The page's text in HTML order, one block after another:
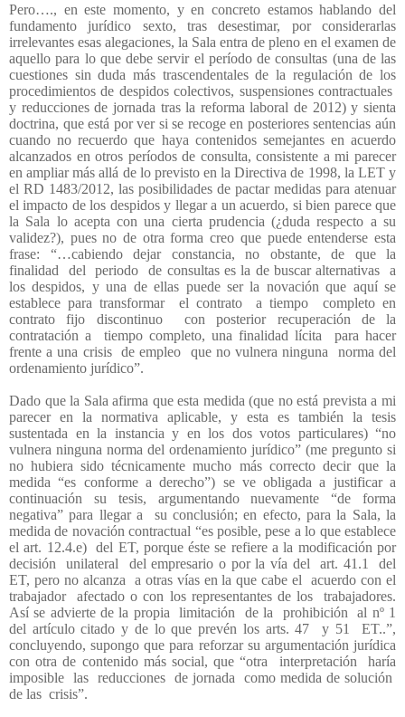
Pero…., en este momento, y en concreto estamos hablando del
fundamento jurídico sexto, tras desestimar, por considerarlas
irrelevantes esas alegaciones, la Sala entra de pleno en el examen de
aquello para lo que debe servir el período de consultas (una de las
cuestiones sin duda más trascendentales de la regulación de los
procedimientos de despidos colectivos, suspensiones contractuales
y reducciones de jornada tras la reforma laboral de 2012) y sienta
doctrina, que está por ver si se recoge en posteriores sentencias aún
cuando no recuerdo que haya contenidos semejantes en acuerdo
alcanzados en otros períodos de consulta, consistente a mi parecer
en ampliar más allá de lo previsto en la Directiva de 1998, la LET y
el RD 1483/2012, las posibilidades de pactar medidas para atenuar
el impacto de los despidos y llegar a un acuerdo, si bien parece que
la Sala lo acepta con una cierta prudencia (¿duda respecto a su
validez?), pues no de otra forma creo que puede entenderse esta
frase: “…cabiendo dejar constancia, no obstante, de que la
finalidad
del periodo de consultas es la de buscar alternativas
a
los despidos, y una de ellas puede ser la novación que aquí se
establece para transformar
el contrato a tiempo
completo en
contrato fijo discontinuo
con posterior recuperación de la
contratación a
tiempo completo, una finalidad lícita
para hacer
frente a una crisis
de empleo que no vulnera ninguna
norma del
ordenamiento jurídico”.
Dado que la Sala afirma que esta medida (que no está prevista a mi
parecer en la normativa aplicable, y esta es también la tesis
sustentada en la instancia y en los dos votos particulares) “no
vulnera ninguna norma del ordenamiento jurídico” (me pregunto si
no hubiera sido técnicamente mucho más correcto decir que la
medida “es conforme a derecho”) se ve obligada a justificar a
continuación su tesis, argumentando nuevamente “de forma
negativa” para llegar a
su conclusión; en efecto, para la Sala, la
medida de novación contractual “es posible, pese a lo que establece
el art. 12.4.e)
del ET, porque éste se refiere a la modificación por
decisión
unilateral del empresario o por la vía del art. 41.1
del
ET, pero no alcanza
a otras vías en la que cabe el
acuerdo con el
trabajador
afectado o con los representantes de los
trabajadores.
Así se advierte de la propia
limitación de la prohibición
al nº 1
del artículo citado y de lo que prevén los arts. 47
y 51
ET..”,
concluyendo, supongo que para reforzar su argumentación jurídica
con otra de contenido más social, que “otra
interpretación
haría
imposible las reducciones de jornada
como medida de solución
de las crisis”.